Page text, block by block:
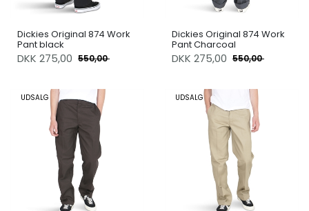
Dickies Original 874 Work
Pant black
DKK 275,00 550,00
Dickies Original 874 Work
Pant Charcoal
DKK 275,00 550,00
UDSALG UDSALG